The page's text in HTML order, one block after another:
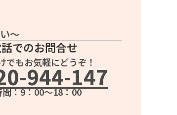
～
でのお問合せ
でもお気軽にどうぞ！
944-147
：9：00～18：00